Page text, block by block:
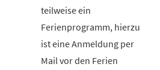
teilweise ein
Ferienprogramm, hierzu
ist eine Anmeldung per
Mail vor den Ferien